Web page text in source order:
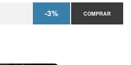
-3% COMPRAR